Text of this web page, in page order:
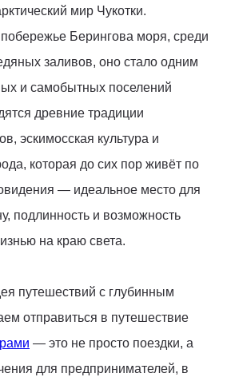
мир Чукотки.
Берингова моря, среди
заливов, оно стало одним
и самобытных поселений
древние традиции
эскимосская культура и
которая до сих пор живёт по
— идеальное место для
подлинность и возможность
на краю света.
путешествий с глубинным
отправиться в путешествие
— это не просто поездки, а
для предпринимателей, в